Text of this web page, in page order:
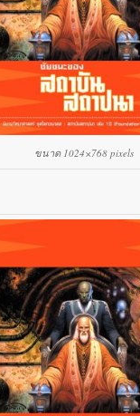
ขนาด 1024×768 pixels